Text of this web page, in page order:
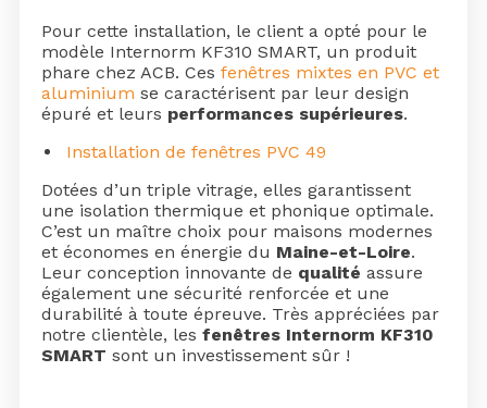
Pour cette installation, le client a opté pour le
modèle Internorm KF310 SMART, un produit
phare chez ACB. Ces fenêtres mixtes en PVC et
aluminium se caractérisent par leur design
épuré et leurs performances supérieures.
Installation de fenêtres PVC 49
Dotées d’un triple vitrage, elles garantissent
une isolation thermique et phonique optimale.
C’est un maître choix pour maisons modernes
et économes en énergie du Maine-et-Loire.
Leur conception innovante de qualité assure
également une sécurité renforcée et une
durabilité à toute épreuve. Très appréciées par
notre clientèle, les fenêtres Internorm KF310
SMART sont un investissement sûr !